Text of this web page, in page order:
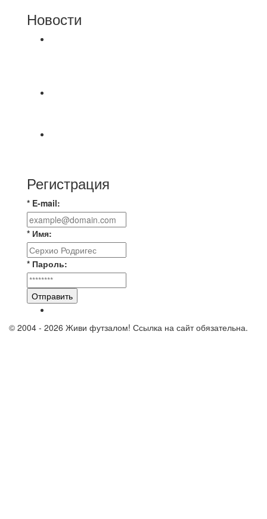
Новости
Регистрация
* E-mail:
* Имя:
* Пароль:
Отправить
© 2004 - 2026 Живи футзалом! Ссылка на сайт обязательна.